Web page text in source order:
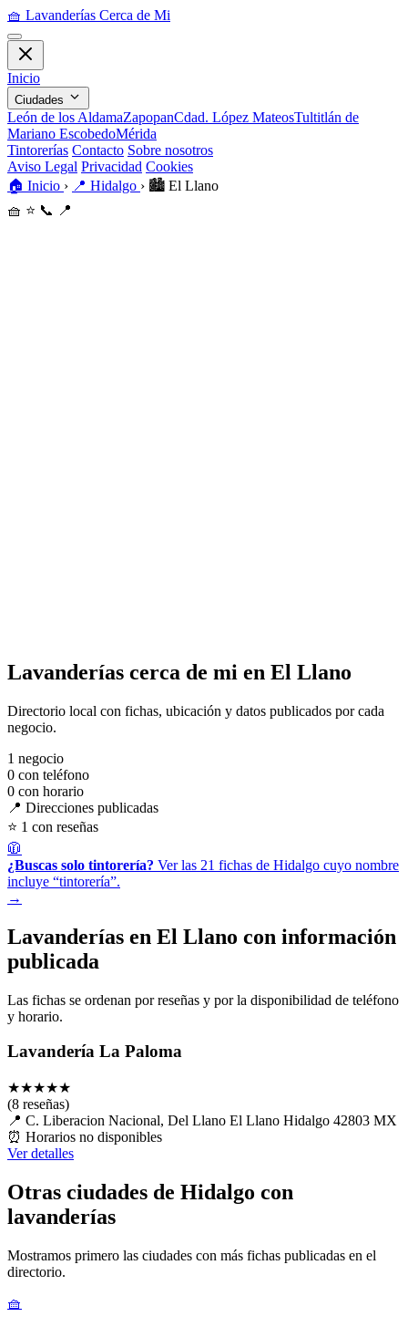
🧺 Lavanderías Cerca de Mi
Inicio
Ciudades
León de los AldamaZapopanCdad. López MateosTultitlán de
Mariano EscobedoMérida
Tintorerías Contacto Sobre nosotros
Aviso Legal Privacidad Cookies
🏠 Inicio › 📍 Hidalgo › 🏙️ El Llano
🧺 ⭐ 📞 📍
Lavanderías cerca de mi en El Llano
Directorio local con fichas, ubicación y datos publicados por cada
negocio.
1 negocio
0 con teléfono
0 con horario
📍 Direcciones publicadas
⭐ 1 con reseñas
🧥
¿Buscas solo tintorería? Ver las 21 fichas de Hidalgo cuyo nombre
incluye “tintorería”.
→
Lavanderías en El Llano con información
publicada
Las fichas se ordenan por reseñas y por la disponibilidad de teléfono
y horario.
Lavandería La Paloma
★★★★★
(8 reseñas)
📍 C. Liberacion Nacional, Del Llano El Llano Hidalgo 42803 MX
⏰ Horarios no disponibles
Ver detalles
Otras ciudades de Hidalgo con
lavanderías
Mostramos primero las ciudades con más fichas publicadas en el
directorio.
🧺